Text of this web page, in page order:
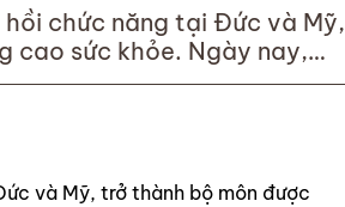
chức năng tại Đức và Mỹ,
cao sức khỏe. Ngày nay,
và Pilates
và Mỹ, trở thành bộ môn được